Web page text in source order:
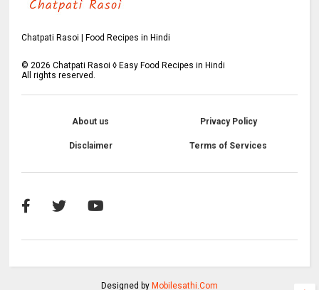
Chatpati Rasoi | Food Recipes in Hindi
©2026 Chatpati Rasoi ◊ Easy Food Recipes in Hindi
All rights reserved.
About us Privacy Policy
Disclaimer Terms of Services
Designed by Mobilesathi.Com